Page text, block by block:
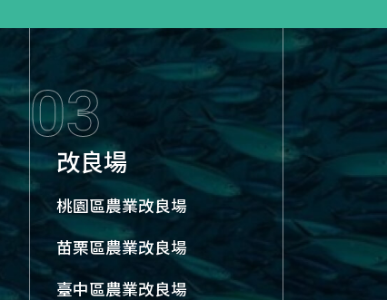
03
改良場
桃園區農業改良場
苗栗區農業改良場
臺中區農業改良場